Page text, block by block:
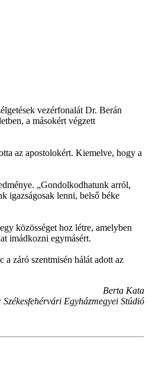
vezérfonalát Dr. Berán
a másokért végzett
az apostolokért. Kiemelve, hogy a
„Gondolkodhatunk arról,
igazságosak lenni, belső béke
közösséget hoz létre, amelyben
imádkozni egymásért.
a záró szentmisén hálát adott az
Berta Kata
Székesfehérvári Egyházmegyei Stúdió